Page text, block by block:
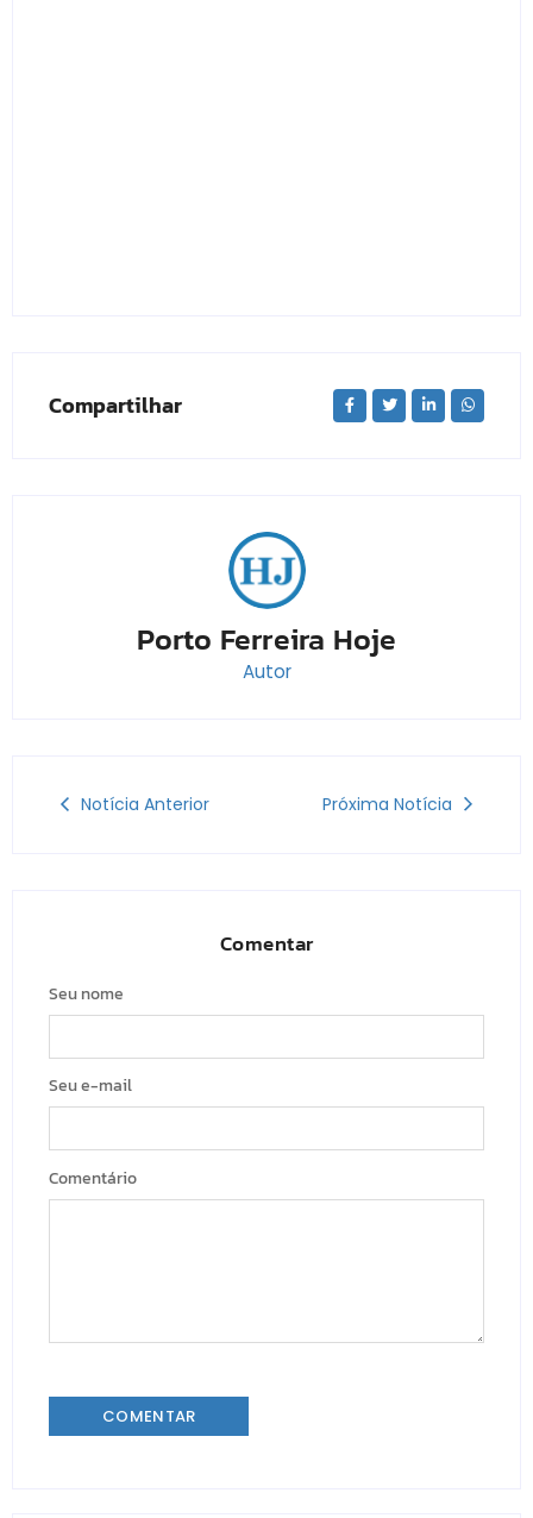
Compartilhar
Porto Ferreira Hoje
Autor
Notícia Anterior Próxima Notícia
Comentar
Seu nome
Seu e-mail
Comentário